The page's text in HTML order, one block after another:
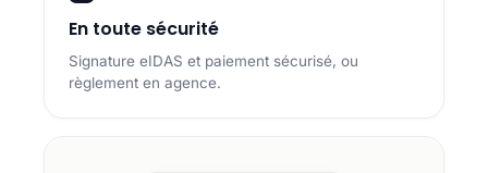
En toute sécurité
Signature eIDAS et paiement sécurisé, ou
règlement en agence.